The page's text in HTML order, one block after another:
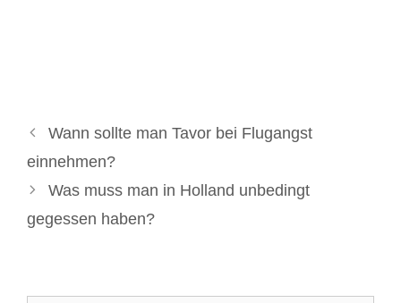
Wann sollte man Tavor bei Flugangst
einnehmen?
Was muss man in Holland unbedingt
gegessen haben?